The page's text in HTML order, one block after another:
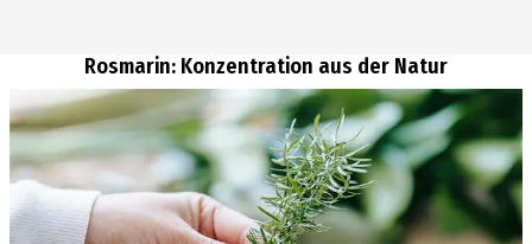
Rosmarin: Konzentration aus der Natur